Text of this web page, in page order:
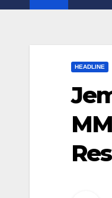
HEADLINE